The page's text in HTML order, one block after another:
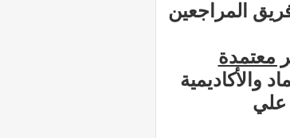
المراجعين
معتمدة
والأكاديمية
علي